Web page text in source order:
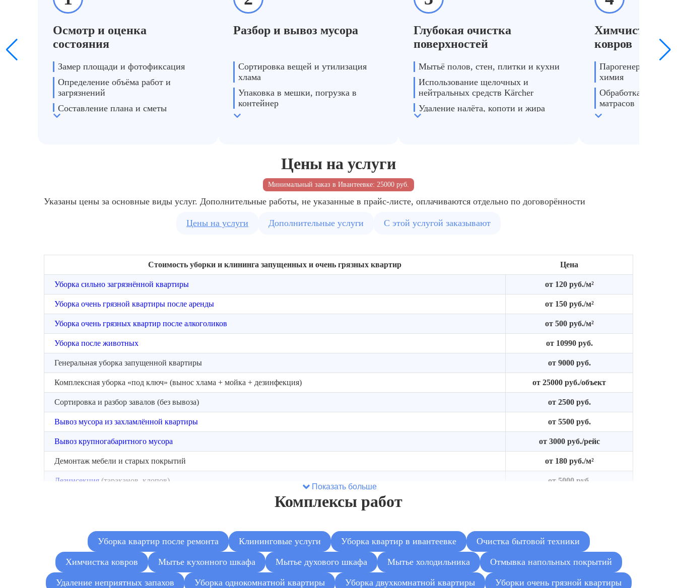
После животных После потопа или
Осмотр и оценка
состояния
Замер площади и фотофиксация
Определение объёма работ и
загрязнений
Составление плана и сметы
Разбор и вывоз мусора
Сортировка вещей и утилизация
хлама
Упаковка в мешки, погрузка в
контейнер
Подготовка площади к уборке
Глубокая очистка
поверхностей
Мытьё полов, стен, плитки и кухни
Использование щелочных и
нейтральных средств Kärcher
Удаление налёта, копоти и жира
Химчистка
ковров
Парогенератор и
химия
Обработка ковров,
матрасов
Восстановление
Цены на услуги
Минимальный заказ в Ивантеевке: 25000 руб.
Указаны цены за основные виды услуг. Дополнительные работы, не указанные в прайс-листе, оплачиваются отдельно по договорённости
Цены на услуги Дополнительные услуги С этой услугой заказывают
Стоимость уборки и клининга запущенных и очень грязных квартир Цена
Уборка сильно загрязнённой квартиры от 120 руб./м²
Уборка очень грязной квартиры после аренды от 150 руб./м²
Уборка очень грязных квартир после алкоголиков от 500 руб./м²
Уборка после животных от 10990 руб.
Генеральная уборка запущенной квартиры от 9000 руб.
Комплексная уборка «под ключ» (вынос хлама + мойка + дезинфекция) от 25000 руб./объект
Сортировка и разбор завалов (без вывоза) от 2500 руб.
Вывоз мусора из захламлённой квартиры от 5500 руб.
Вывоз крупногабаритного мусора от 3000 руб./рейс
Демонтаж мебели и старых покрытий от 180 руб./м²
Дезинсекция (тараканов, клопов) от 5000 руб.
Очистка холодильника от 2500 руб.
Глубокая очистка кухни от жира и нагара от 6000 руб.
Очистка балкона от хлама от 4000 руб.
Показать больше
Комплексы работ
Уборка квартир после ремонта Клининговые услуги Уборка квартир в ивантеевке Очистка бытовой техники
Химчистка ковров Мытье кухонного шкафа Мытье духового шкафа Мытье холодильника Отмывка напольных покрытий
Удаление неприятных запахов Уборка однокомнатной квартиры Уборка двухкомнатной квартиры Уборки очень грязной квартиры